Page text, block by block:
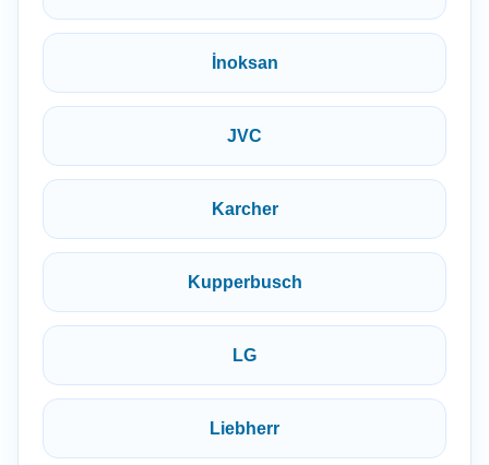
İnoksan
JVC
Karcher
Kupperbusch
LG
Liebherr